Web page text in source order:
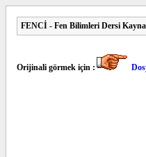
FENCİ - Fen Bilimleri Dersi
Orijinali görmek için :